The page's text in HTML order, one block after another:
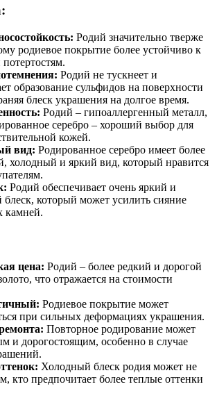
Родий значительно тверже
родиевое покрытие более устойчиво к
Родий не тускнеет и
образование сульфидов на поверхности
блеск украшения на долгое время.
Родий – гипоаллергенный металл,
серебро – хороший выбор для
кожей.
вид: Родированное серебро имеет более
холодный и яркий вид, который нравится
Родий обеспечивает очень яркий и
который может усилить сияние
камней.
цена: Родий – более редкий и дорогой
что отражается на стоимости
Родиевое покрытие может
при сильных деформациях украшения.
Повторное родирование может
и дорогостоящим, особенно в случае
Холодный блеск родия может не
кто предпочитает более теплые оттенки